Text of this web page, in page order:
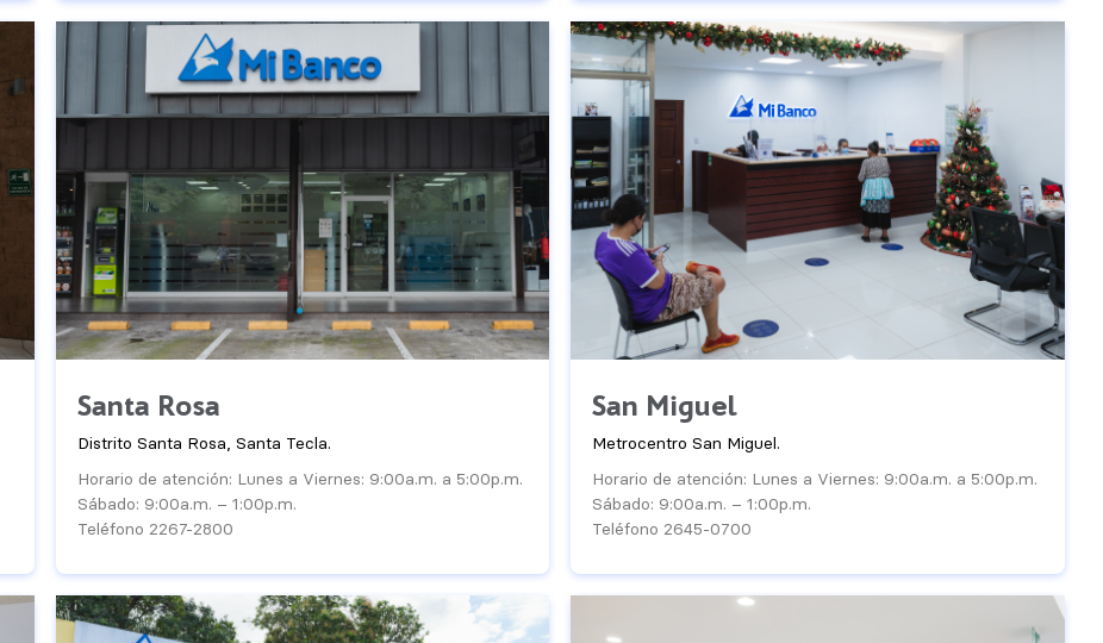
Santa Rosa
Distrito Santa Rosa, Santa Tecla.
Horario de atención: Lunes a Viernes: 9:00a.m. a 5:00p.m.
Sábado: 9:00a.m. – 1:00p.m.
Teléfono 2267-2800
San Miguel
Metrocentro San Miguel.
Horario de atención: Lunes a Viernes: 9:00a.m. a 5:00p.m.
Sábado: 9:00a.m. – 1:00p.m.
Teléfono 2645-0700